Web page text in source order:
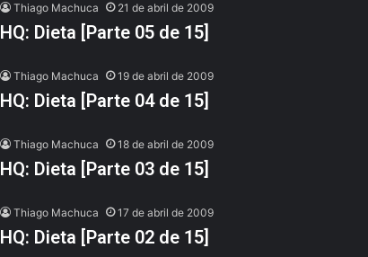
Thiago Machuca 21 de abril de 2009
HQ: Dieta [Parte 05 de 15]
Thiago Machuca 19 de abril de 2009
HQ: Dieta [Parte 04 de 15]
Thiago Machuca 18 de abril de 2009
HQ: Dieta [Parte 03 de 15]
Thiago Machuca 17 de abril de 2009
HQ: Dieta [Parte 02 de 15]